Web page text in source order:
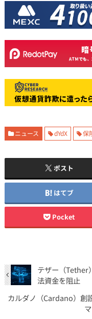
ニュース dYdX 保
ポスト
はてブ
Pocket
テザー（Tether
法資金を阻止
カルダノ（Cardano）創